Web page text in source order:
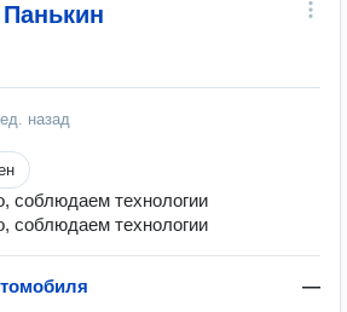
назад
соблюдаем технологии
соблюдаем технологии
—